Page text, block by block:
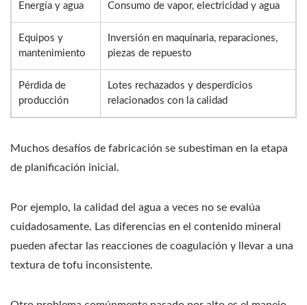
Energía y agua Consumo de vapor, electricidad y agua
Equipos y
mantenimiento
Inversión en maquinaria, reparaciones,
piezas de repuesto
Pérdida de
producción
Lotes rechazados y desperdicios
relacionados con la calidad
Muchos desafíos de fabricación se subestiman en la etapa
de planificación inicial.
Por ejemplo, la calidad del agua a veces no se evalúa
cuidadosamente. Las diferencias en el contenido mineral
pueden afectar las reacciones de coagulación y llevar a una
textura de tofu inconsistente.